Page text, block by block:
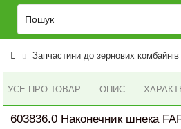
Запчастини до зернових
УСЕ ПРО ТОВАР ОПИС
603836.0 Наконечник шнека